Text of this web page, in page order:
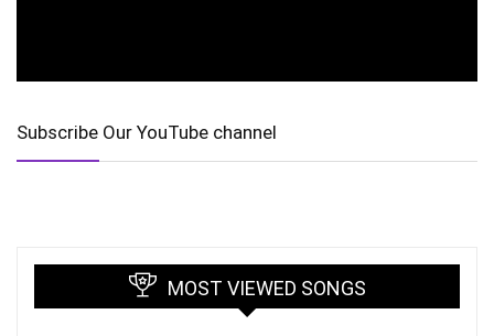
Subscribe Our YouTube channel
MOST VIEWED SONGS